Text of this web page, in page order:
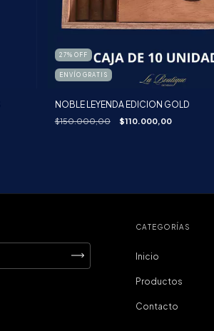
27% OFF
ENVÍO GRATIS
NOBLE LEYENDA EDICION GOLD
$150.000,00 $110.000,00
CATEGORÍAS
Inicio
Productos
Contacto